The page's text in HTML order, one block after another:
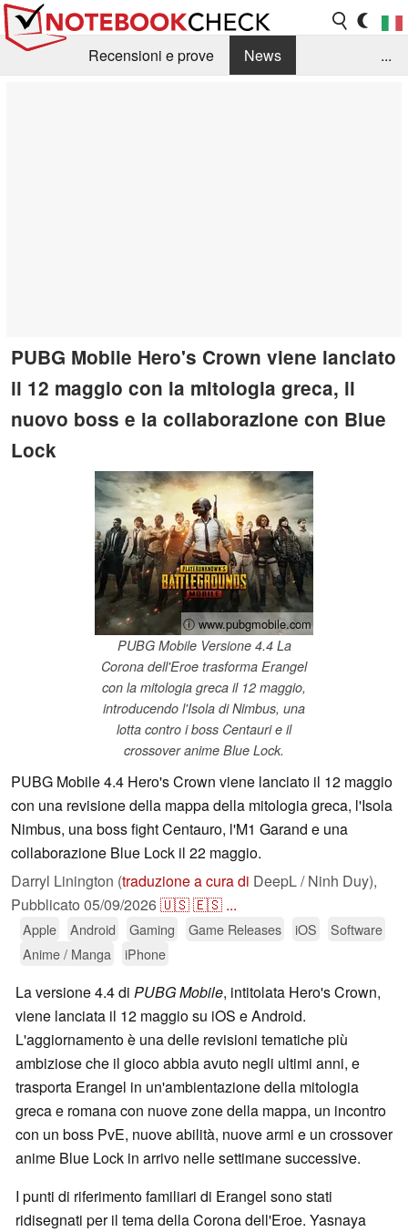
Recensioni e prove
News
...
PUBG Mobile Hero's Crown viene lanciato
il 12 maggio con la mitologia greca, il
nuovo boss e la collaborazione con Blue
Lock
ⓘ www.pubgmobile.com
PUBG Mobile Versione 4.4 La
Corona dell'Eroe trasforma Erangel
con la mitologia greca il 12 maggio,
introducendo l'Isola di Nimbus, una
lotta contro i boss Centauri e il
crossover anime Blue Lock.
PUBG Mobile 4.4 Hero's Crown viene lanciato il 12 maggio
con una revisione della mappa della mitologia greca, l'Isola
Nimbus, una boss fight Centauro, l'M1 Garand e una
collaborazione Blue Lock il 22 maggio.
Darryl Linington (traduzione a cura di DeepL / Ninh Duy),
Pubblicato 05/09/2026🇺🇸🇪🇸 ...
Apple Android Gaming Game Releases iOS
Software
Anime / Manga
iPhone
La versione 4.4 di PUBG Mobile, intitolata Hero's Crown,
viene lanciata il 12 maggio su iOS e Android.
L'aggiornamento è una delle revisioni tematiche più
ambiziose che il gioco abbia avuto negli ultimi anni, e
trasporta Erangel in un'ambientazione della mitologia
greca e romana con nuove zone della mappa, un incontro
con un boss PvE, nuove abilità, nuove armi e un crossover
anime Blue Lock in arrivo nelle settimane successive.
I punti di riferimento familiari di Erangel sono stati
ridisegnati per il tema della Corona dell'Eroe. Yasnaya